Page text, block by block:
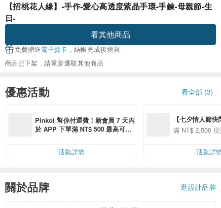
【招桃花人緣】-手作-愛心高透度紫晶手環-手鍊-母親節-生
日-
看其他商品
免費贈送電子賀卡 ，結帳完成後填寫
商品已下架，請重新選取其他商品
優惠活動 看全部 (3)
Pinkoi 幫你付運費！新會員 7 天內
於 APP 下單滿 NT$ 500 最高可折
活動詳情
【七夕情人節
用 APP 購買任
00 現折 NT$100
滿 NT$ 2,500
活動詳
關於品牌 逛設計品牌